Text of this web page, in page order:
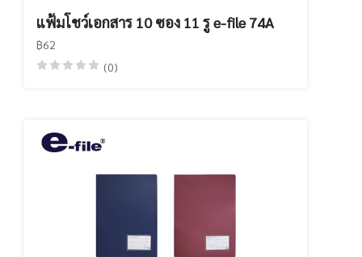
แฟ้มโชว์เอกสาร 10 ซอง 11 รู e-file 74A
฿62
(0)